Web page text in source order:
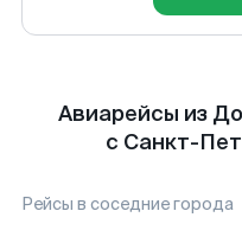
Авиарейсы из
с Санкт-
Рейсы в соседние города